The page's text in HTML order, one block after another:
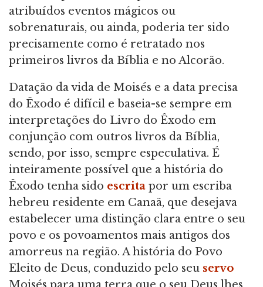
atribuídos eventos mágicos ou
sobrenaturais, ou ainda, poderia ter sido
precisamente como é retratado nos
primeiros livros da Bíblia e no Alcorão.
Datação da vida de Moisés e a data precisa
do Êxodo é difícil e baseia-se sempre em
interpretações do Livro do Êxodo em
conjunção com outros livros da Bíblia,
sendo, por isso, sempre especulativa. É
inteiramente possível que a história do
Êxodo tenha sido escrita por um escriba
hebreu residente em Canaã, que desejava
estabelecer uma distinção clara entre o seu
povo e os povoamentos mais antigos dos
amorreus na região. A história do Povo
Eleito de Deus, conduzido pelo seu servo